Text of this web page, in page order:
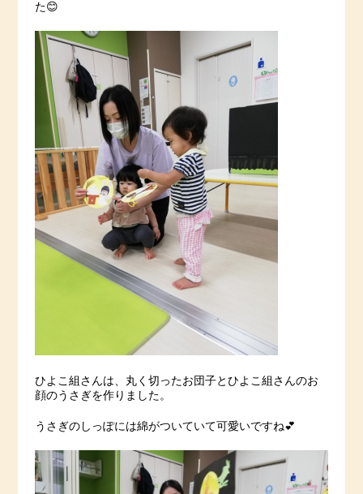
た😊
ひよこ組さんは、丸く切ったお団子とひよこ組さんのお
顔のうさぎを作りました。
うさぎのしっぽには綿がついていて可愛いですね💕